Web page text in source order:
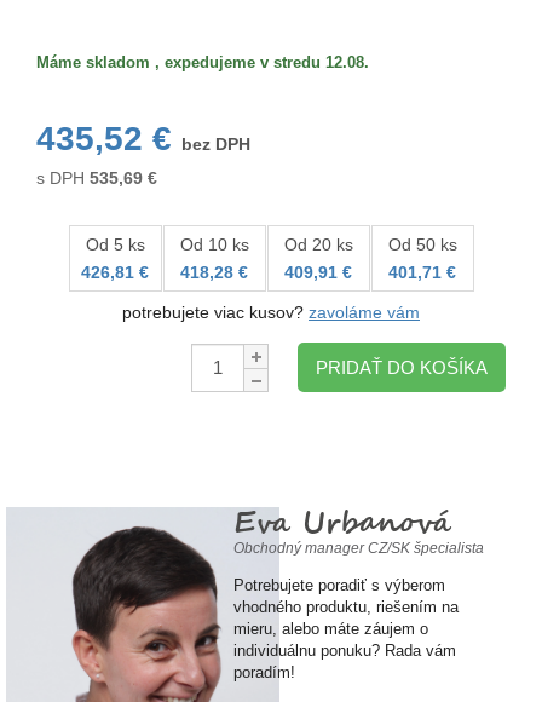
Máme skladom , expedujeme v stredu 12.08.
435,52 €
bez DPH
s DPH 535,69 €
Od 5 ks
426,81 €
Od 10 ks
418,28 €
Od 20 ks
409,91 €
Od 50 ks
401,71 €
potrebujete viac kusov? zavoláme vám
Množstvo:
PRIDAŤ DO KOŠÍKA
Eva Urbanová
Obchodný manager CZ/SK špecialista
Potrebujete poradiť s výberom
vhodného produktu, riešením na
mieru, alebo máte záujem o
individuálnu ponuku? Rada vám
poradím!